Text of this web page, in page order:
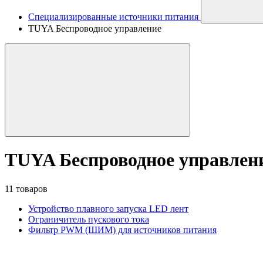
Специализированные источники питания
TUYA Беспроводное управление
TUYA Беспроводное
11 товаров
Устройство плавного запуска LED лент
Ограничитель пускового тока
Фильтр PWM (ШИМ) для источников питания